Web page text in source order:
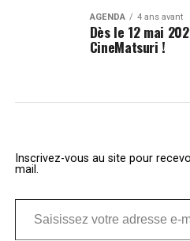
AGENDA 4 ans avant
Dès le 12 mai
CineMatsuri !
Inscrivez-vous au site pour
mail.
Saisissez votre adresse e-mail…